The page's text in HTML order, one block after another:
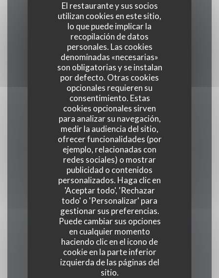
El restaurante y sus socios
utilizan cookies en este sitio,
lo que puede implicar la
recopilación de datos
personales. Las cookies
denominadas «necesarias»
son obligatorias y se instalan
por defecto. Otras cookies
opcionales requieren su
consentimiento. Estas
cookies opcionales sirven
para analizar su navegación,
medir la audiencia del sitio,
ofrecer funcionalidades (por
ejemplo, relacionadas con
redes sociales) o mostrar
publicidad o contenidos
personalizados. Haga clic en
'Aceptar todo', 'Rechazar
todo' o 'Personalizar' para
gestionar sus preferencias.
Puede cambiar sus opciones
en cualquier momento
haciendo clic en el icono de
cookie en la parte inferior
izquierda de las páginas del
sitio.
Cocina
tradicional, productos frescos, Producto regional
Tipo de negocio
Restaurante Gastronómico
Servicios
Veranda , WiFi, Climatización, Valet, Acceso a
Discapacitados
Métodos de pago
Union Pay, Efectivo, Visa, American Express
Horario de apertura